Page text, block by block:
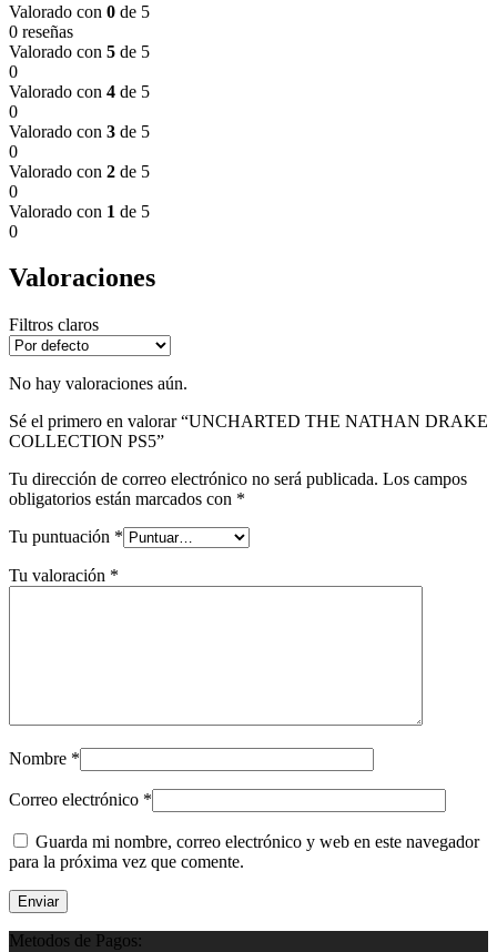
Valorado con 0 de 5
0 reseñas
Valorado con 5 de 5
0
Valorado con 4 de 5
0
Valorado con 3 de 5
0
Valorado con 2 de 5
0
Valorado con 1 de 5
0
Valoraciones
Filtros claros
No hay valoraciones aún.
Sé el primero en valorar “UNCHARTED THE NATHAN DRAKE
COLLECTION PS5”
Tu dirección de correo electrónico no será publicada. Los campos
obligatorios están marcados con *
Tu puntuación *
Tu valoración *
Nombre *
Correo electrónico *
Guarda mi nombre, correo electrónico y web en este navegador
para la próxima vez que comente.
Metodos de Pagos: